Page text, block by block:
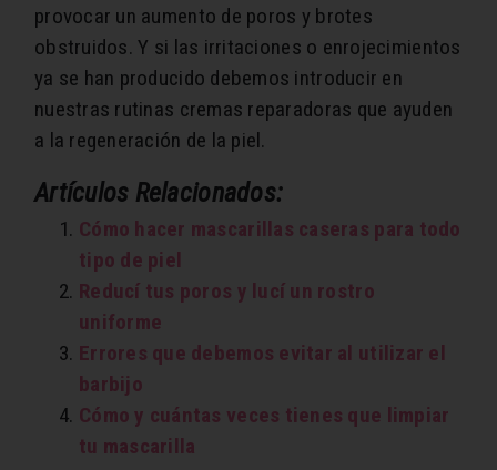
provocar un aumento de poros y brotes
obstruidos. Y si las irritaciones o enrojecimientos
ya se han producido debemos introducir en
nuestras rutinas cremas reparadoras que ayuden
a la regeneración de la piel.
Artículos Relacionados:
Cómo hacer mascarillas caseras para todo
tipo de piel
Reducí tus poros y lucí un rostro
uniforme
Errores que debemos evitar al utilizar el
barbijo
Cómo y cuántas veces tienes que limpiar
tu mascarilla